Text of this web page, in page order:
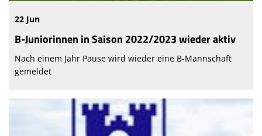
22 Jun
B-Juniorinnen in Saison 2022/2023 wieder aktiv
Nach einem Jahr Pause wird wieder eine B-Mannschaft
gemeldet